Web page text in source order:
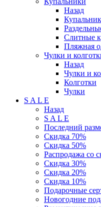
Назад
Слитные
Пляжная
Чулки и
Назад
Чулки и
Колготки
Чулки
S A L E
Назад
S A L E
Последний
Скидка 70%
Скидка 50%
Распродажа со
Скидка 30%
Скидка 20%
Скидка 10%
Подарочные
Новогодние